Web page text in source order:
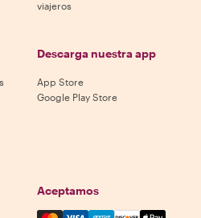
viajeros
Descarga nuestra app
App Store
Google Play Store
Aceptamos